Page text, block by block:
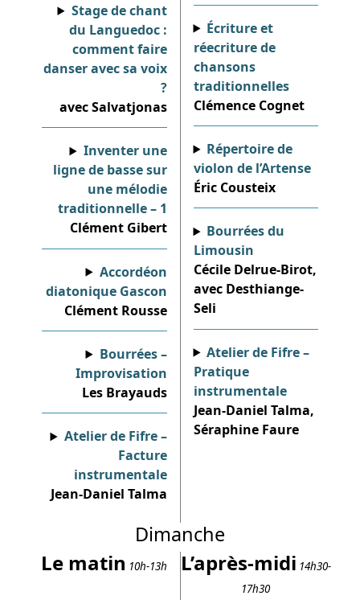
Stage de chant
du Languedoc :
comment faire
danser avec sa voix
?
avec Salvatjonas
Inventer une
ligne de basse sur
une mélodie
traditionnelle – 1
Clément Gibert
Accordéon
diatonique Gascon
Clément Rousse
Bourrées –
Improvisation
Les Brayauds
Atelier de Fifre –
Facture
instrumentale
Jean-Daniel Talma
Écriture et
réecriture de
chansons
traditionnelles
Clémence Cognet
Répertoire de
violon de l’Artense
Éric Cousteix
Bourrées du
Limousin
Cécile Delrue-Birot,
avec Desthiange-
Seli
Atelier de Fifre –
Pratique
instrumentale
Jean-Daniel Talma,
Séraphine Faure
Dimanche
Le matin 10h-13h L’après-midi 14h30-
17h30